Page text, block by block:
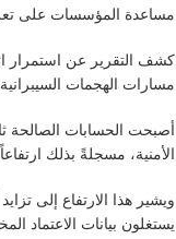
مساعدة المؤسسات على تعزيز
كشف التقرير عن استمرار
مسارات الهجمات السيبرانية، مستحوذةً على نسبة
الأمنية، مسجلةً بذلك ارتفاعاً
يستغلون بيانات الاعتماد